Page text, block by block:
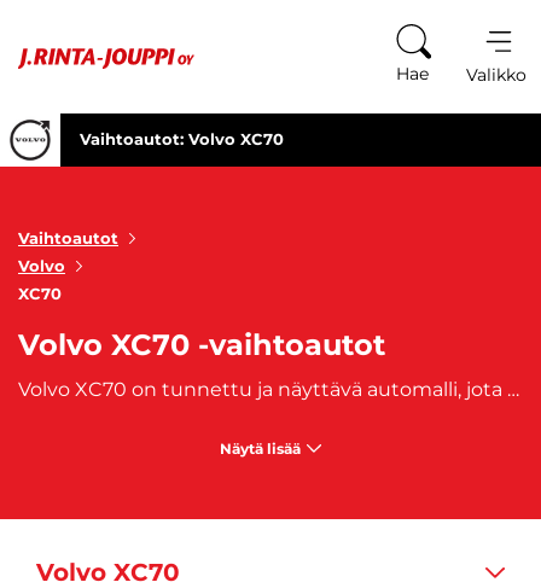
Hae Valikko
Vaihtoautot: Volvo XC70
Vaihtoautot
Volvo
XC70
Volvo XC70 -vaihtoautot
Volvo XC70 on tunnettu ja näyttävä automalli, jota on valmistettu vuosien 1996 ja 2016 välillä. XC70 on maastokelpoisempi versio
Näytä lisää
Volvo XC70